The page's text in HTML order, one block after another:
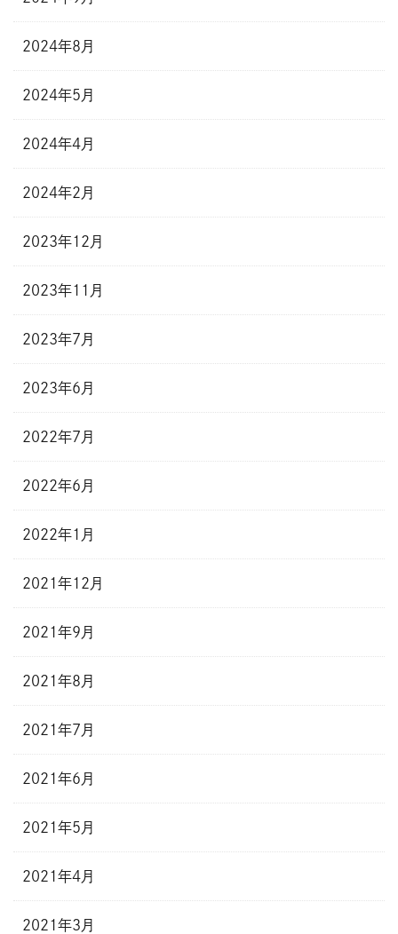
2024年8月
2024年5月
2024年4月
2024年2月
2023年12月
2023年11月
2023年7月
2023年6月
2022年7月
2022年6月
2022年1月
2021年12月
2021年9月
2021年8月
2021年7月
2021年6月
2021年5月
2021年4月
2021年3月